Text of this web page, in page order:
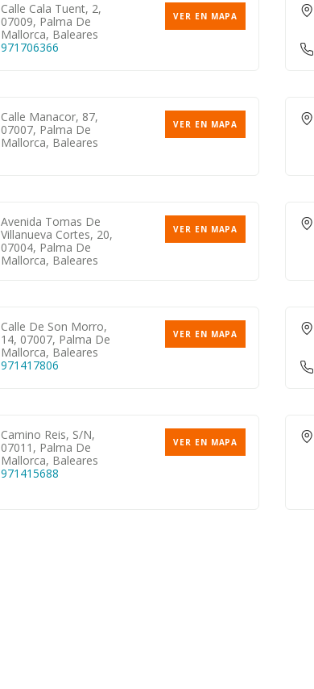
Calle Cala Tuent, 2,
07009, Palma De
Mallorca, Baleares
VER EN MAPA
971706366
Calle Manacor, 87,
07007, Palma De
Mallorca, Baleares
VER EN MAPA
Avenida Tomas De
Villanueva Cortes, 20,
07004, Palma De
Mallorca, Baleares
VER EN MAPA
Calle De Son Morro,
14, 07007, Palma De
Mallorca, Baleares
VER EN MAPA
971417806
Camino Reis, S/n,
07011, Palma De
Mallorca, Baleares
VER EN MAPA
971415688